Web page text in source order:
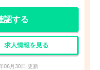
認する
求人情報を見る
06月30日 更新